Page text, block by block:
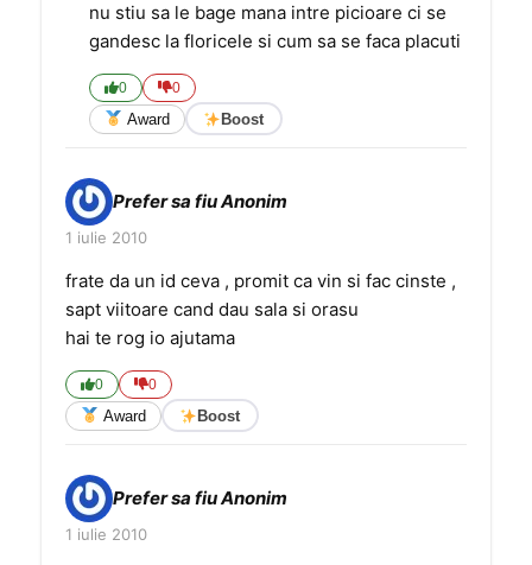
nu stiu sa le bage mana intre picioare ci se
gandesc la floricele si cum sa se faca placuti
0 0
Award Boost
Prefer sa fiu Anonim
1 iulie 2010
frate da un id ceva , promit ca vin si fac cinste ,
sapt viitoare cand dau sala si orasu
hai te rog io ajutama
0 0
Award Boost
Prefer sa fiu Anonim
1 iulie 2010